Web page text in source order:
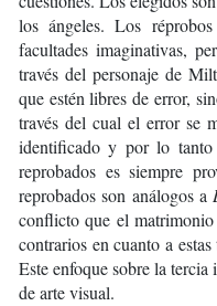
los ángeles. Los
facultades imaginativas,
través del personaje de
que estén libres de error,
través del cual el error se
identificado y por lo
reprobados es siempre
reprobados son análogos a
conflicto que el
contrarios en cuanto a
Este enfoque sobre la
de arte visual.